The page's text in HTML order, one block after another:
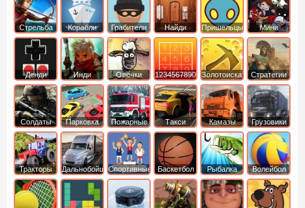
Cтрельба
из лука
Корабли Грабители
Найди
выход
Пришельцы Мини
Денди Инди
Овечки
идут домой
1234567890 ЗолотоискательСтратегии
Солдаты
Парковка
машин
Пожарные
машины
Такси Камазы Грузовики
Тракторы ДальнобойщикиСпортивные Баскетбол Рыбалка Волейбол